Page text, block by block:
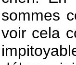
sommes
voir cela